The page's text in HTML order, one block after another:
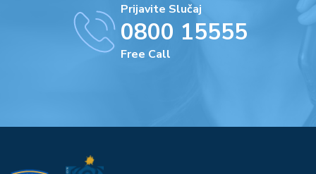
Prijavite Slučaj
0800 15555
Free Call